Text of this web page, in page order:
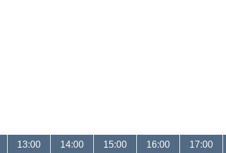
13:00 14:00 15:00 16:00 17:00